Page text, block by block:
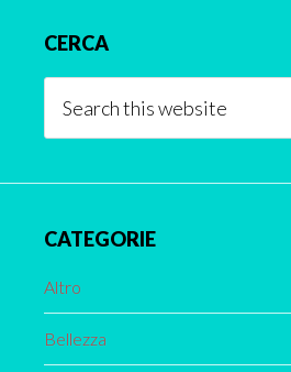
Sidebar
CERCA
this
CATEGORIE
Altro
Bellezza